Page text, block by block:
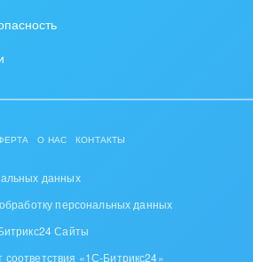
О НАС КОНТАКТЫ
данных
персональных данных
Сайты
«1С-Битрикс24»